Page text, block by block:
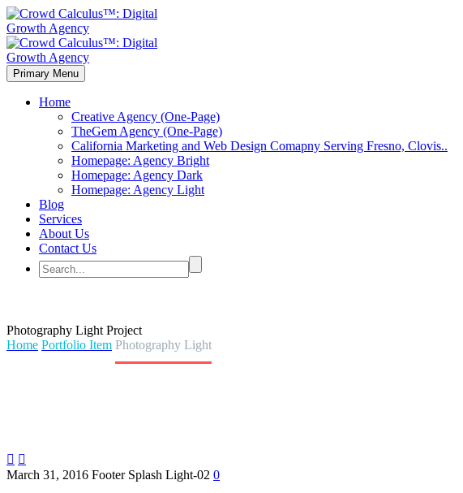
Primary Menu
Home
Creative Agency (One-Page)
TheGem Agency (One-Page)
California Marketing and Web Design Comapny Serving Fresno, Clovis..
Homepage: Agency Bright
Homepage: Agency Dark
Homepage: Agency Light
Blog
Services
About Us
Contact Us
Photography Light Project
Home Portfolio Item Photography Light
 
March 31, 2016 Footer Splash Light-02 0